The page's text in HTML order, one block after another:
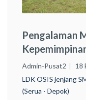
Pengalaman
SMP
Admin-Pusat2
18
LDK OSIS jenjang
(Serua - Depok)